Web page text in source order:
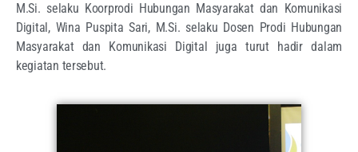
M.Si. selaku Koorprodi Hubungan Masyarakat dan Komunikasi
Digital, Wina Puspita Sari, M.Si. selaku Dosen Prodi Hubungan
Masyarakat dan Komunikasi Digital juga turut hadir dalam
kegiatan tersebut.